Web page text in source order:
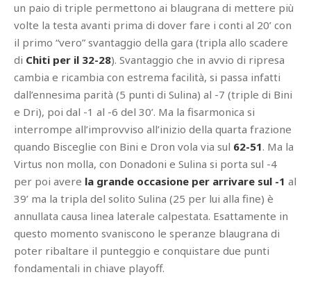
un paio di triple permettono ai blaugrana di mettere più
volte la testa avanti prima di dover fare i conti al 20’ con
il primo “vero” svantaggio della gara (tripla allo scadere
di Chiti per il 32-28). Svantaggio che in avvio di ripresa
cambia e ricambia con estrema facilità, si passa infatti
dall’ennesima parità (5 punti di Sulina) al -7 (triple di Bini
e Dri), poi dal -1 al -6 del 30’. Ma la fisarmonica si
interrompe all’improvviso all’inizio della quarta frazione
quando Bisceglie con Bini e Dron vola via sul 62-51. Ma la
Virtus non molla, con Donadoni e Sulina si porta sul -4
per poi avere la grande occasione per arrivare sul -1 al
39’ ma la tripla del solito Sulina (25 per lui alla fine) è
annullata causa linea laterale calpestata. Esattamente in
questo momento svaniscono le speranze blaugrana di
poter ribaltare il punteggio e conquistare due punti
fondamentali in chiave playoff.